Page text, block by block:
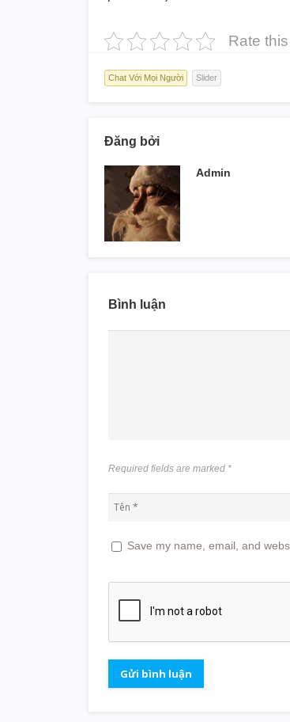
Rate
Chat Với Mọi Người Slider
Đăng bởi
Admin
Bình luận
Required fields are marked *
Save my name, email, and